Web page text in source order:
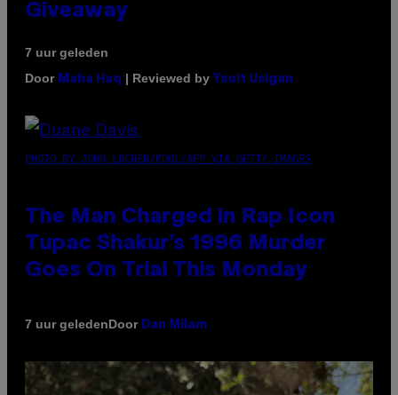
Giveaway
7 uur geleden
Door Maha Haq | Reviewed by Ysolt Usigan
PHOTO BY JOHN LOCHER/POOL/AFP VIA GETTY IMAGES
The Man Charged in Rap Icon
Tupac Shakur’s 1996 Murder
Goes On Trial This Monday
7 uur geledenDoor Dan Milam